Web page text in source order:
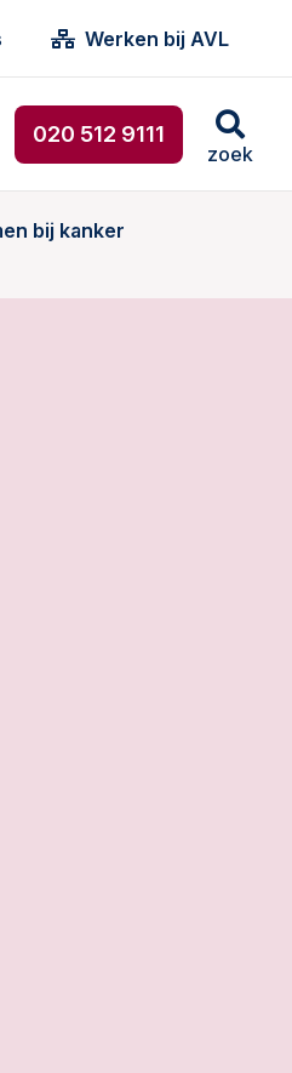
Werken bij AVL
020 512 9111
zoek
bij kanker